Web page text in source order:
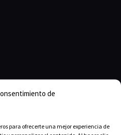
de
para ofrecerte una mejor experiencia de